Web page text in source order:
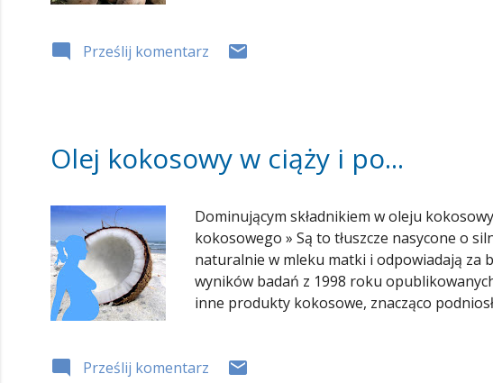
palmy kokosow...
Prześlij komentarz
Olej kokosowy w ciąży i po...
Dominującym składnikiem w oleju
kokosowego » Są to tłuszcze nasycone o
naturalnie w mleku matki i odpowiadają za
wyników badań z 1998 roku
inne produkty kokosowe, znacząco
stężenie kwasu laurynowego i 2-krotnie
Prześlij komentarz